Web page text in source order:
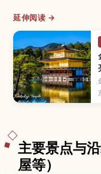
延伸阅读 →
主要景点与
屋等）